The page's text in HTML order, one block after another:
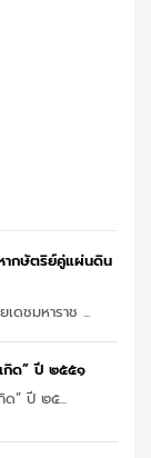
ากษัตริย์คู่แผ่นดิน
ดชมหาราช ...
กิด” ปี ๒๕๕๑
ด” ปี ๒๕...